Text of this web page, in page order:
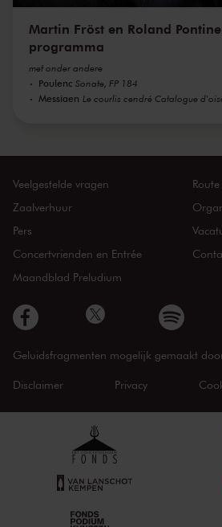
Martin Fröst en Roland
programma
met onder andere
Poulenc Sonate, FP 184
Messiaen Le courlis cendré Catalogue
Veelgestelde vragen
Zaalverhuur
Pers
Concertvrienden en Entrée
Maandblad Preludium
Geluidsfragmenten mogelijk gemaakt
Disclaimer Privacy